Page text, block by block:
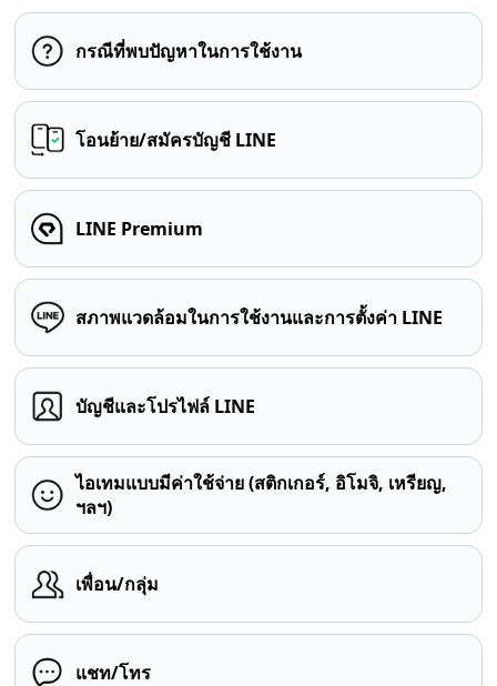
กรณีที่พบปัญหาในการใช้งาน
โอนย้าย/สมัครบัญชี LINE
LINE Premium
สภาพแวดล้อมในการใช้งานและการตั้งค่า LINE
บัญชีและโปรไฟล์ LINE
ไอเทมแบบมีค่าใช้จ่าย (สติกเกอร์, อิโมจิ, เหรียญ,
ฯลฯ)
เพื่อน/กลุ่ม
แชท/โทร